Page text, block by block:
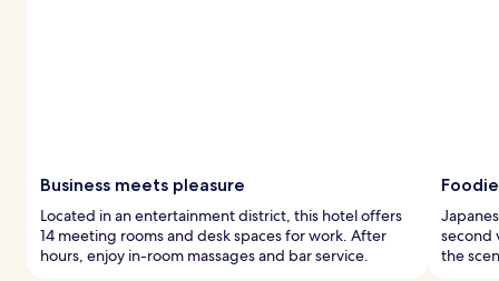
Business meets pleasure
Located in an entertainment district, this hotel offers
14 meeting rooms and desk spaces for work. After
hours, enjoy in-room massages and bar service.
second
the